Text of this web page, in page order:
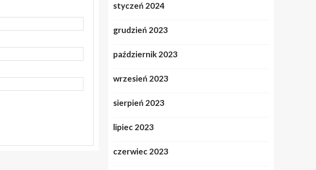
styczeń 2024
grudzień 2023
październik 2023
wrzesień 2023
sierpień 2023
lipiec 2023
czerwiec 2023